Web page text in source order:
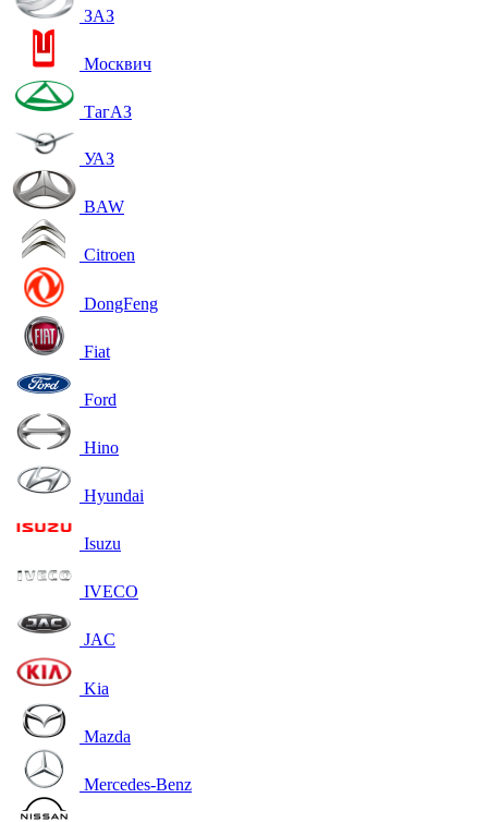
ЗАЗ
Москвич
ТагАЗ
УАЗ
BAW
Citroen
DongFeng
Fiat
Ford
Hino
Hyundai
Isuzu
IVECO
JAC
Kia
Mazda
Mercedes-Benz